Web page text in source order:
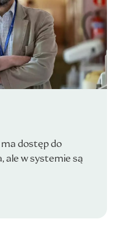
ma dostęp do
ale w systemie są